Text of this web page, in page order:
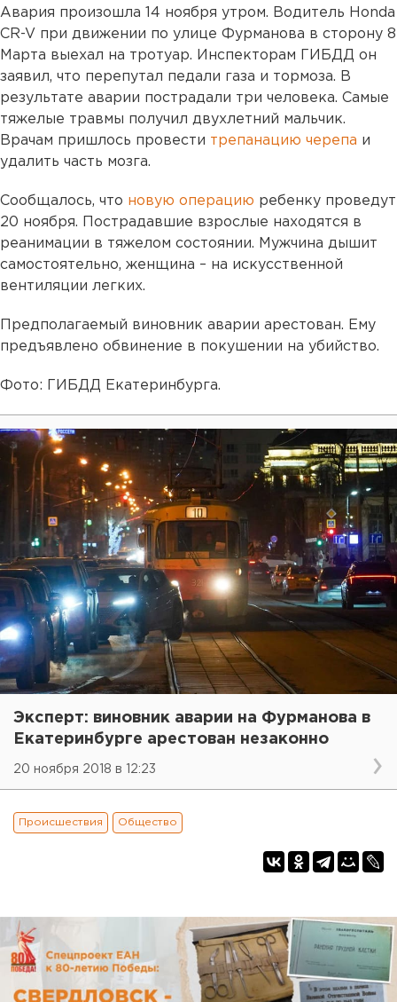
Авария произошла 14 ноября утром. Водитель Honda
CR-V при движении по улице Фурманова в сторону 8
Марта выехал на тротуар. Инспекторам ГИБДД он
заявил, что перепутал педали газа и тормоза. В
результате аварии пострадали три человека. Самые
тяжелые травмы получил двухлетний мальчик.
Врачам пришлось провести трепанацию черепа и
удалить часть мозга.
Сообщалось, что новую операцию ребенку проведут
20 ноября. Пострадавшие взрослые находятся в
реанимации в тяжелом состоянии. Мужчина дышит
самостоятельно, женщина – на искусственной
вентиляции легких.
Предполагаемый виновник аварии арестован. Ему
предъявлено обвинение в покушении на убийство.
Фото: ГИБДД Екатеринбурга.
Эксперт: виновник аварии на Фурманова в
Екатеринбурге арестован незаконно
20 ноября 2018 в 12:23
Происшествия Общество